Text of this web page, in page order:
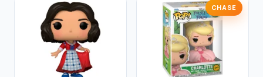
CHASE